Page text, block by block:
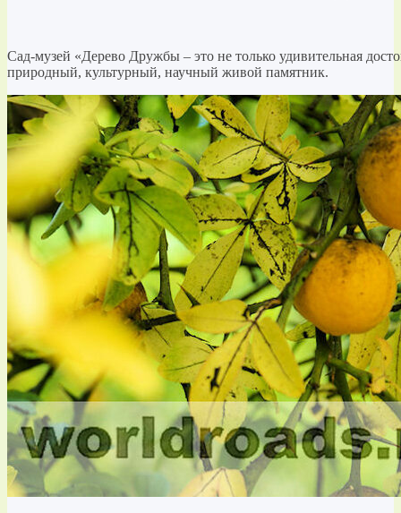
Сад-музей «Дерево Дружбы – это не только удивительная
природный, культурный, научный живой памятник.